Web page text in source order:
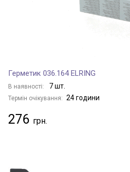
Герметик 036.164 ELRING
В наявності: 7 шт.
Термін очікування: 24 години
276